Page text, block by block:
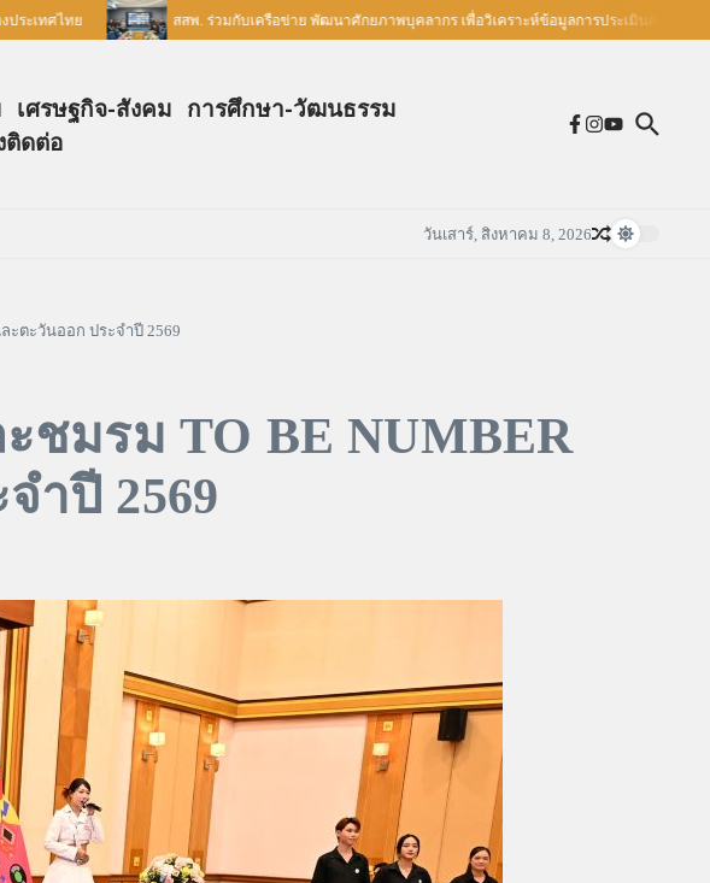
ไทย สสพ. ร่วมกับเครือข่าย พัฒนาศักยภาพบุคลากร เพื่อวิเคราะห์ข้อมูลการประเมินความรอบรู้ด้านสุ
เศรษฐกิจ-สังคม การศึกษา-วัฒนธรรม
ติดต่อ
วันเสาร์, สิงหาคม 8, 2026
ะตะวันออก ประจำปี 2569
ชมรม TO BE NUMBER
ำปี 2569